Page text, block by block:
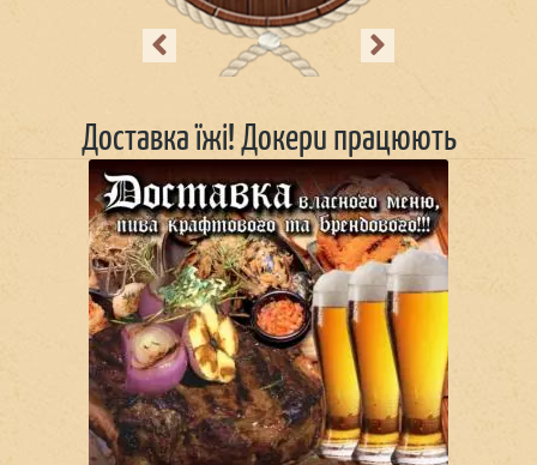
Previous Next
Доставка їжі! Докери працюють